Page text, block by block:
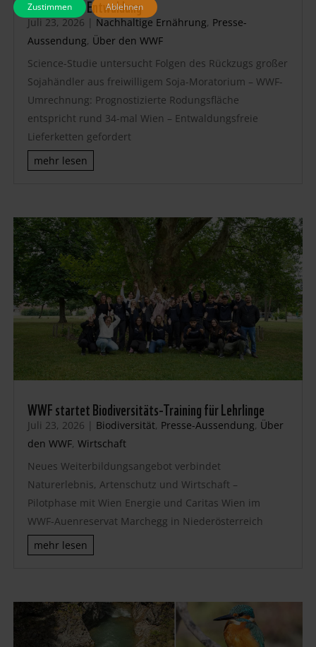
zusätzlicher Entwaldung
Juli 23, 2026 | Nachhaltige Ernährung, Presse-
Aussendung, Über den WWF
Science-Studie untersucht Folgen des Rückzugs großer
Sojahändler aus freiwilligem Soja-Moratorium – WWF-
Umrechnung: Prognostizierte Rodungsfläche
entspricht rund 34-mal Wien – Entwaldungsfreie
Lieferketten gefordert
mehr lesen
WWF startet Biodiversitäts-Training für Lehrlinge
Juli 23, 2026 | Biodiversität, Presse-Aussendung, Über
den WWF, Wirtschaft
Neues Weiterbildungsangebot verbindet
Naturerlebnis, Artenschutz und Wirtschaft –
Pilotphase mit Wien Energie und Caritas Wien im
WWF-Auenreservat Marchegg in Niederösterreich
mehr lesen
Zustimmen Ablehnen